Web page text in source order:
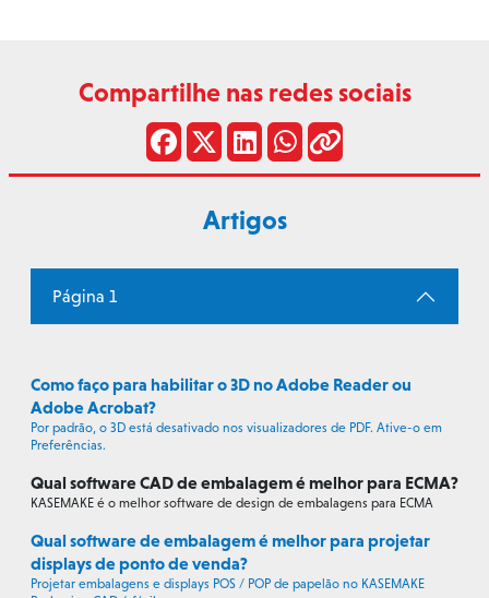
Compartilhe nas redes sociais
Artigos
Página 1
Como faço para habilitar o 3D no Adobe Reader ou
Adobe Acrobat?
Por padrão, o 3D está desativado nos visualizadores de PDF. Ative-o em
Preferências.
Qual software CAD de embalagem é melhor para ECMA?
KASEMAKE é o melhor software de design de embalagens para ECMA
Qual software de embalagem é melhor para projetar
displays de ponto de venda?
Projetar embalagens e displays POS / POP de papelão no KASEMAKE